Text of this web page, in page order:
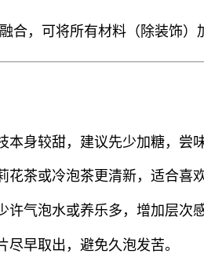
合，可将所有材料（除装饰）
本身较甜，建议先少加糖，尝
花茶或冷泡茶更清新，适合喜
许气泡水或养乐多，增加层次感
尽早取出，避免久泡发苦。